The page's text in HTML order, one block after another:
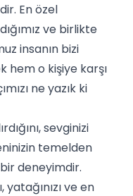
En özel
ve birlikte
insanın bizi
hem o kişiye karşı
ne yazık ki
sevginizi
temelden
deneyimdir.
yatağınızı ve en